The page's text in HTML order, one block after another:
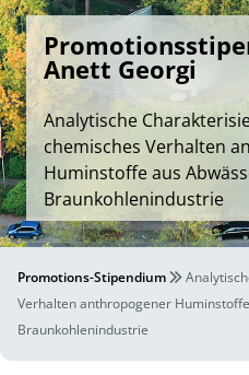
Anett Georgi
Analytische
chemisches Verhalten
Huminstoffe aus
Braunkohlenindustrie
Promotions-Stipendium
Verhalten anthropogener
Braunkohlenindustrie